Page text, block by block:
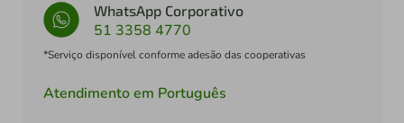
WhatsApp Corporativo
51 3358 4770
*Serviço disponível conforme adesão das cooperativas
Atendimento em Português